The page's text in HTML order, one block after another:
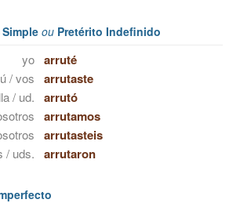
ou Pretérito Indefinido
yo arruté
/ vos arrutaste
/ ud. arrutó
arrutamos
arrutasteis
/ uds. arrutaron